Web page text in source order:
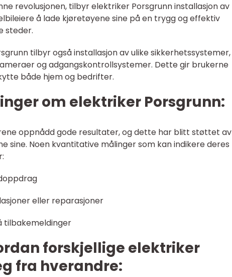
revolusjonen, tilbyr elektriker Porsgrunn installasjon av
å lade kjøretøyene sine på en trygg og effektiv
steder.
tilbyr også installasjon av ulike sikkerhetssystemer,
og adgangskontrollsystemer. Dette gir brukerne
både hjem og bedrifter.
om elektriker Porsgrunn:
oppnådd gode resultater, og dette har blitt støttet av
sine. Noen kvantitative målinger som kan indikere deres
eller reparasjoner
tilbakemeldinger
forskjellige elektriker
fra hverandre: